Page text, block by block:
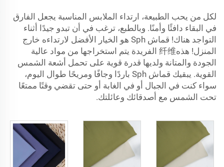
لكل من يحب الطبيعة، ارتداء الملابس المناسبة يجعل الفارق
في البقاء دافئًا وأمنًا. وبالطبع، ترغب في أن تبدو جيدًا أثناء
التواجد هناك! قماش Sph هو الخيار الأفضل لارتداءه خارج
المنزل! هذه纤维 الفريدة يتم استخراجها من مواد عالية
الجودة والمتانة ولديها قدرة قوية على تحمل أشعة الشمس
القوية. يبقيك قماش Sph باردًا وجافًا ومريحًا طوال اليوم،
سواء كنت في الجبال أو في الغابة أو حتى تقضي وقتًا ممتعًا
تحت الشمس مع أصدقائك وعائلتك.